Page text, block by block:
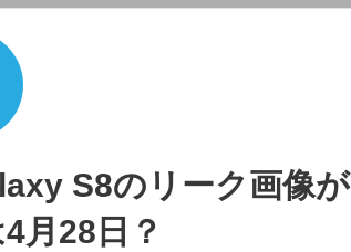
S8のリーク画像が
月28日？